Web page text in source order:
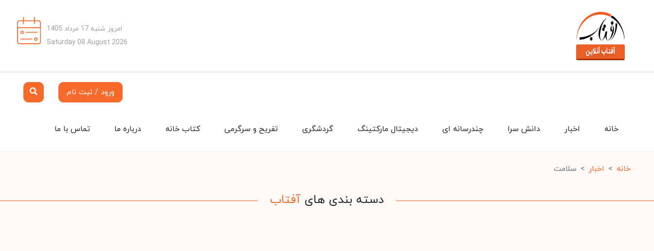
امروز شنبه 17 مرداد 1405
Saturday 08 August 2026
ورود / ثبت نام
تماس با ما درباره ما کتاب خانه تفریح و سرگرمی گردشگری دیجیتال مارکتینگ چندرسانه ای دانش سرا اخبار خانه
خانه اخبار سلامت
دسته بندی های آفتاب